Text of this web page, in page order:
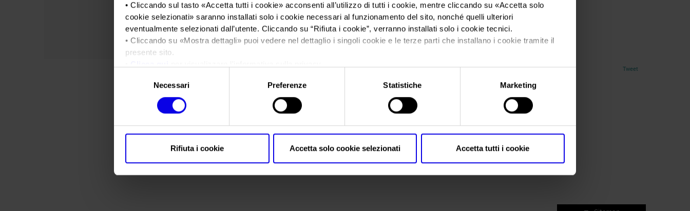
• Cliccando sul tasto «Accetta tutti i cookie» acconsenti all’utilizzo di tutti i cookie, mentre cliccando su «Accetta solo
cookie selezionati» saranno installati solo i cookie necessari al funzionamento del sito, nonché quelli ulteriori
eventualmente selezionati dall’utente. Cliccando su “Rifiuta i cookie”, verranno installati solo i cookie tecnici.
• Cliccando su «Mostra dettagli» puoi vedere nel dettaglio i singoli cookie e le terze parti che installano i cookie tramite il
presente sito.
Necessari Preferenze Statistiche Marketing
Rifiuta i cookie Accetta solo cookie selezionati Accetta tutti i cookie
Sei in:Sport Expo>OKsportexpo
OKsportexpo
Tweet